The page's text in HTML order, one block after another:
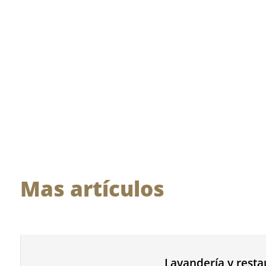
Mas artículos
Lavandería y